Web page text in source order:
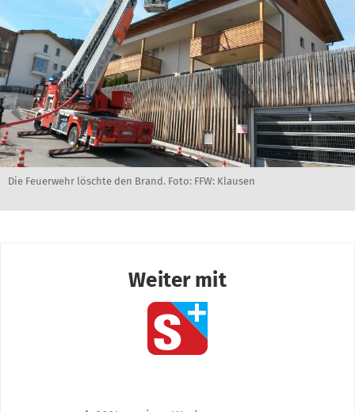
Die Feuerwehr löschte den Brand. Foto: FFW: Klausen